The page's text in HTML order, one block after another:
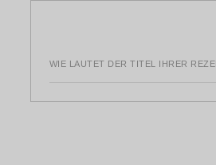
WIE LAUTET DER TITEL IHRER